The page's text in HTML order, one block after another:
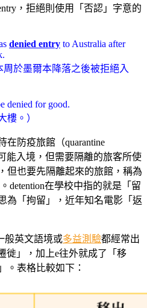
，拒絕則使用「否認」字意的
denied entry to Australia after
周於墨爾本降落之後被拒絕入
denied for good.
樓。）
在防疫旅館（quarantine
能入境，但需要隔離的旅客所使
但也要先隔離起來的旅館，稱為
detention在學校中指的就是「留
為「拘留」，近年知名電影「返
般英文語境或多益測驗都經常出
徙」，加上e往外就成了「移
。表格比較如下：